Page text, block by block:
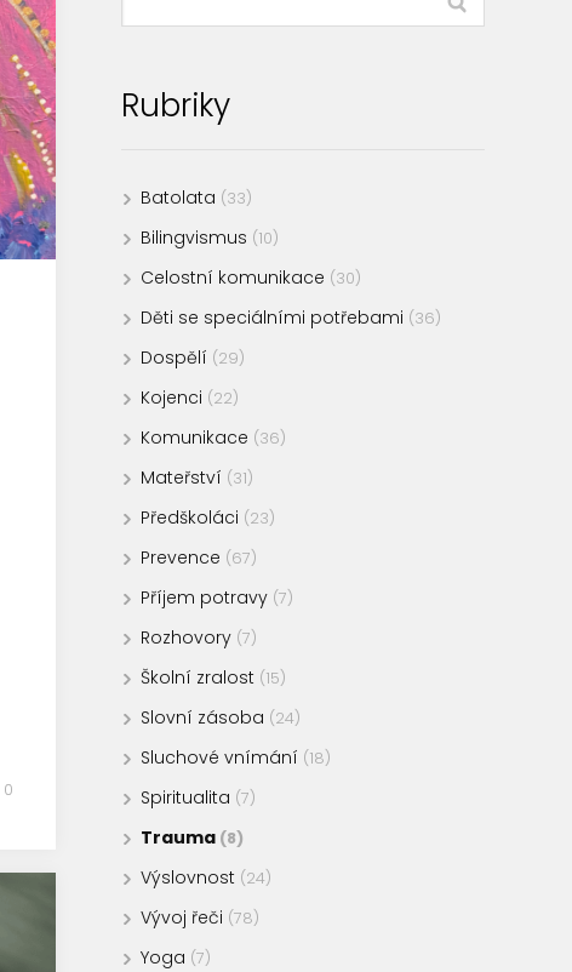
0
Rubriky
Batolata (33)
Bilingvismus (10)
Celostní komunikace (30)
Děti se speciálními potřebami (36)
Dospělí (29)
Kojenci (22)
Komunikace (36)
Mateřství (31)
Předškoláci (23)
Prevence (67)
Příjem potravy (7)
Rozhovory (7)
Školní zralost (15)
Slovní zásoba (24)
Sluchové vnímání (18)
Spiritualita (7)
Trauma (8)
Výslovnost (24)
Vývoj řeči (78)
Yoga (7)